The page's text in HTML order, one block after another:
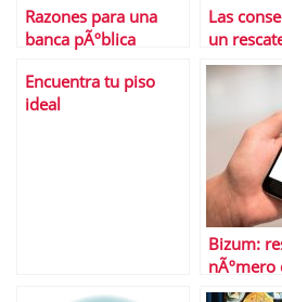
Razones para una
banca pÃºblica
Las
un
Encuentra tu piso
ideal
Bizum:
nÃºmero